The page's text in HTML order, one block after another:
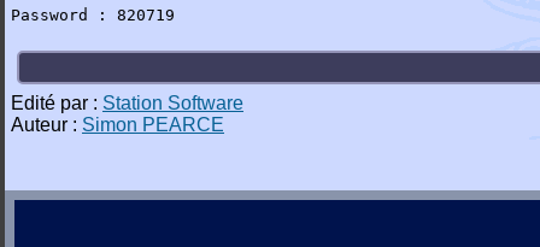
Password : 820719
Edité par : Station Software
Auteur : Simon PEARCE